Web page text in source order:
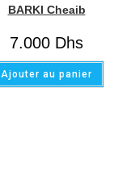
BARKI Cheaib
7.000 Dhs
Ajouter au panier